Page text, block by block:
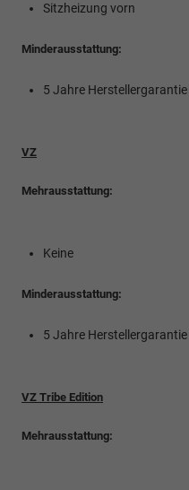
Sitzheizung vorn
Minderausstattung:
5 Jahre
VZ
Mehrausstattung:
Keine
Minderausstattung:
5 Jahre
VZ Tribe Edition
Mehrausstattung: